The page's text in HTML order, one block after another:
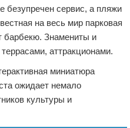
безупречен сервис, а пляжи
на весь мир парковая
барбекю. Знамениты и
аттракционами.
миниатюра
ожидает немало
культуры и